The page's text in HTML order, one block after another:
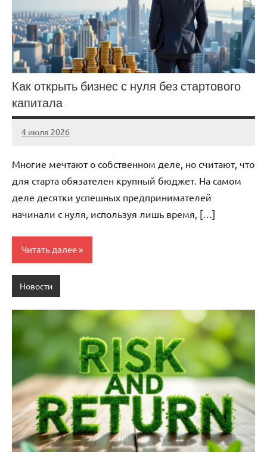
Как открыть бизнес с нуля без стартового
капитала
4 июля 2026
stroicentr_m
Нет
Многие мечтают о собственном деле, но считают, что
для старта обязателен крупный бюджет. На самом
деле десятки успешных предпринимателей
начинали с нуля, используя лишь время, […]
Читать далее
Новости